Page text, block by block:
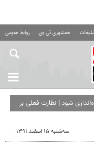
همشهری تی وی روابط عمومی
شود | نظارت فعلی بر
سه‌شنبه ۱۵ اسفند ۱۳۹۱ -